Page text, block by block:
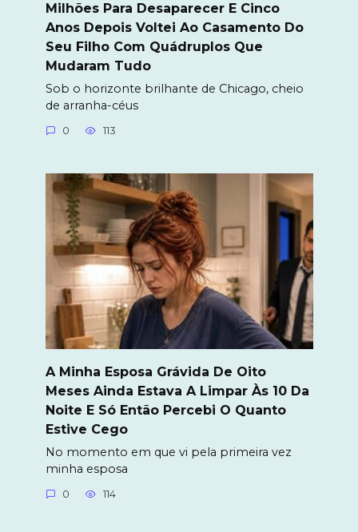
Milhões Para Desaparecer E Cinco
Anos Depois Voltei Ao Casamento Do
Seu Filho Com Quádruplos Que
Mudaram Tudo
Sob o horizonte brilhante de Chicago, cheio
de arranha-céus
0 113
A Minha Esposa Grávida De Oito
Meses Ainda Estava A Limpar Às 10 Da
Noite E Só Então Percebi O Quanto
Estive Cego
No momento em que vi pela primeira vez
minha esposa
0 114